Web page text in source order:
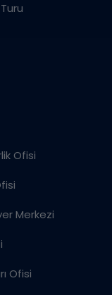
Ofisi
Merkezi
Ofisi